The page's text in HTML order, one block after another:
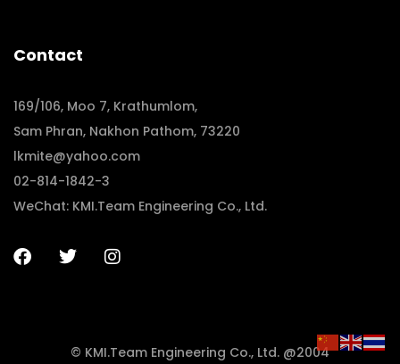
Contact
169/106, Moo 7, Krathumlom,
Sam Phran, Nakhon Pathom, 73220
lkmite@yahoo.com
02-814-1842-3
WeChat: KMI.Team Engineering Co., Ltd.
© KMI.Team Engineering Co., Ltd. @2004